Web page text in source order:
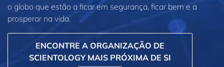
o globo que estão a ficar em segurança, ficar bem e a
prosperar na vida.
ENCONTRE A ORGANIZAÇÃO DE
SCIENTOLOGY MAIS PRÓXIMA DE SI